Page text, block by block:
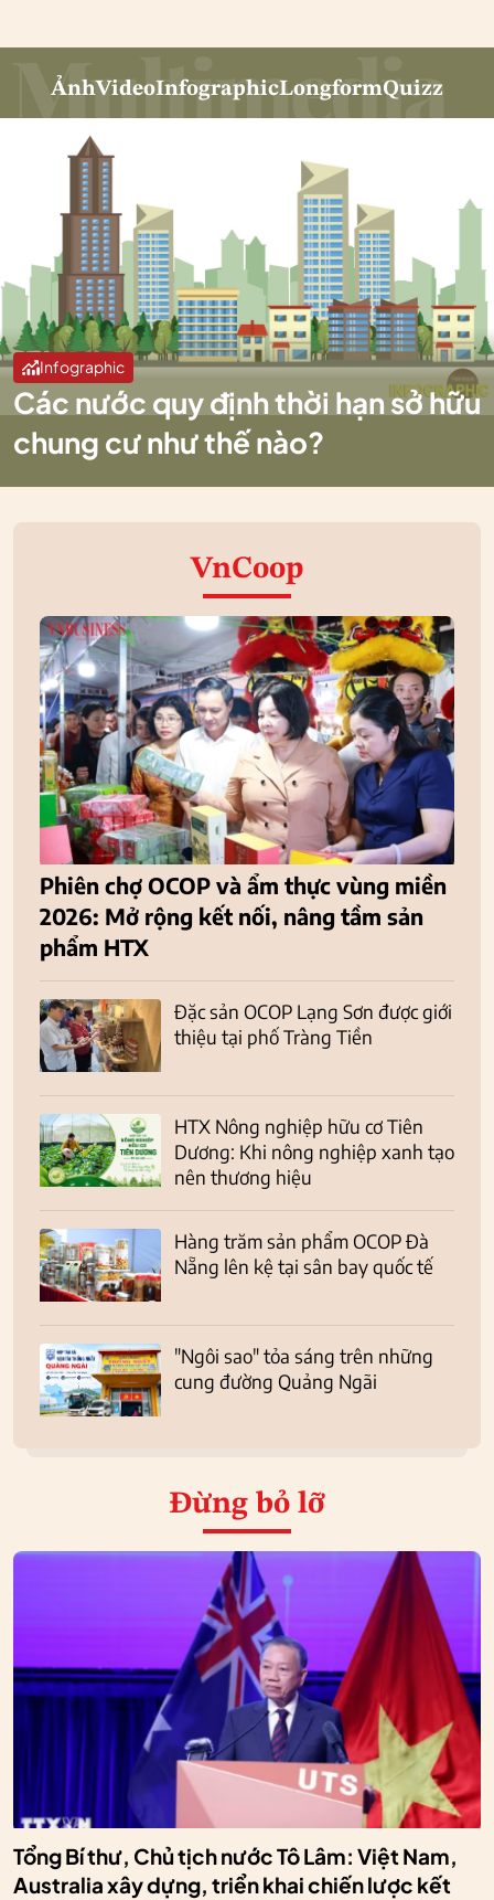
ẢnhVideoInfographicLongformQuizz
Infographic
Các nước quy định thời hạn sở hữu
chung cư như thế nào?
VnCoop
Phiên chợ OCOP và ẩm thực vùng miền
2026: Mở rộng kết nối, nâng tầm sản
phẩm HTX
Đặc sản OCOP Lạng Sơn được giới
thiệu tại phố Tràng Tiền
HTX Nông nghiệp hữu cơ Tiên
Dương: Khi nông nghiệp xanh tạo
nên thương hiệu
Hàng trăm sản phẩm OCOP Đà
Nẵng lên kệ tại sân bay quốc tế
"Ngôi sao" tỏa sáng trên những
cung đường Quảng Ngãi
Đừng bỏ lỡ
Tổng Bí thư, Chủ tịch nước Tô Lâm: Việt Nam,
Australia xây dựng, triển khai chiến lược kết